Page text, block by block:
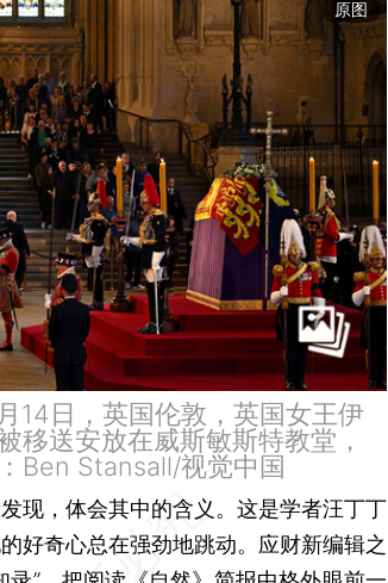
原图
14日，英国伦敦，英国女王伊
移送安放在威斯敏斯特教堂，
Ben Stansall/视觉中国
，体会其中的含义。这是学者汪丁丁
好奇心总在强劲地跳动。应财新编辑之